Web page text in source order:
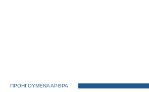
ΠΡΟΗΓΟΥΜΕΝΑ ΑΡΘΡΑ